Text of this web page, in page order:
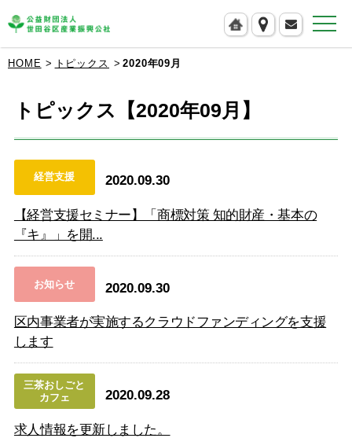
HOME トピックス 2020年09月
トピックス【2020年09月】
経営支援 2020.09.30
【経営支援セミナー】「商標対策 知的財産・基本の
『キ』」を開...
お知らせ 2020.09.30
区内事業者が実施するクラウドファンディングを支援
します
三茶おしごと
カフェ
2020.09.28
求人情報を更新しました。